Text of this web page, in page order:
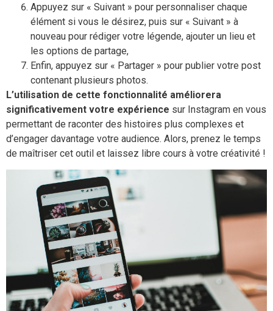
Appuyez sur « Suivant » pour personnaliser chaque
élément si vous le désirez, puis sur « Suivant » à
nouveau pour rédiger votre légende, ajouter un lieu et
les options de partage,
Enfin, appuyez sur « Partager » pour publier votre post
contenant plusieurs photos.
L’utilisation de cette fonctionnalité améliorera
significativement votre expérience sur Instagram en vous
permettant de raconter des histoires plus complexes et
d’engager davantage votre audience. Alors, prenez le temps
de maîtriser cet outil et laissez libre cours à votre créativité !